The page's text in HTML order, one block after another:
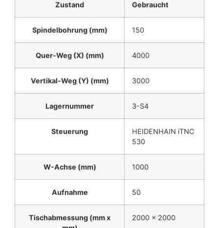
Zustand Gebraucht
Spindelbohrung (mm) 150
Quer-Weg (X) (mm) 4000
Vertikal-Weg (Y) (mm) 3000
Lagernummer 3-S4
Steuerung
HEIDENHAIN iTNC
530
W-Achse (mm) 1000
Aufnahme 50
Tischabmessung (mm x
2000 x 2000